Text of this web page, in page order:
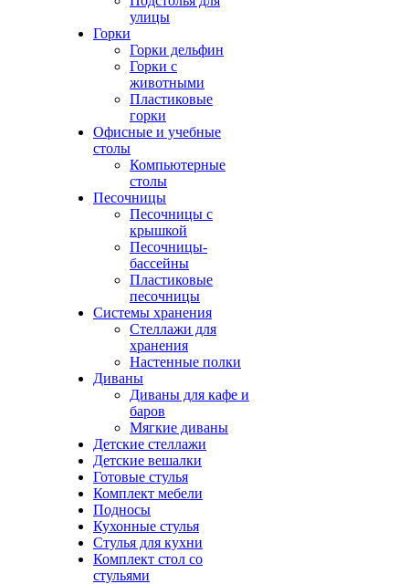
улицы
Горки
Горки дельфин
Горки с
животными
Пластиковые
горки
Офисные и учебные
столы
Компьютерные
столы
Песочницы
Песочницы с
крышкой
Песочницы-
бассейны
Пластиковые
песочницы
Системы хранения
Стеллажи для
хранения
Настенные полки
Диваны
Диваны для кафе и
баров
Мягкие диваны
Детские стеллажи
Детские вешалки
Готовые стулья
Комплект мебели
Подносы
Кухонные стулья
Стулья для кухни
Комплект стол со
стульями